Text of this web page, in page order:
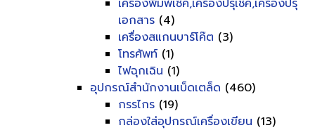
เครื่องพิมพ์เช็ค,เครื่องปรุเช็ค,เครื่องปรุ
เอกสาร (4)
เครื่องสแกนบาร์โค๊ต (3)
โทรศัพท์ (1)
ไฟฉุกเฉิน (1)
อุปกรณ์สำนักงานเบ็ดเตล็ด (460)
กรรไกร (19)
กล่องใส่อุปกรณ์เครื่องเขียน (13)